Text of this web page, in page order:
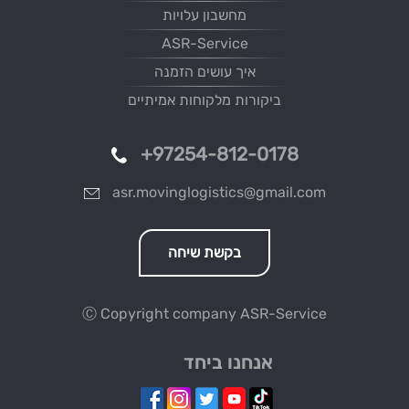
מחשבון עלויות
ASR-Service
איך עושים הזמנה
ביקורות מלקוחות אמיתיים
+97254-812-0178
asr.movinglogistics@gmail.com
בקשת שיחה
Ⓒ Copyright company ASR-Service
אנחנו ביחד